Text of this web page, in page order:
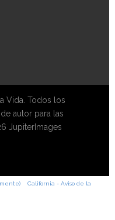
Vida. Todos los
autor para las
JupiterImages
California - Aviso de la